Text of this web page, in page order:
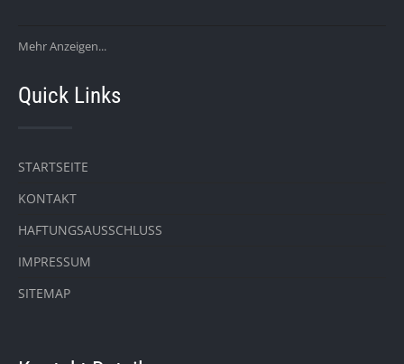
Mehr Anzeigen...
Quick Links
STARTSEITE
KONTAKT
HAFTUNGSAUSSCHLUSS
IMPRESSUM
SITEMAP